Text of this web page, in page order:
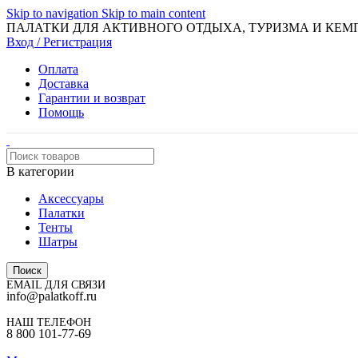
Skip to navigation Skip to main content
ПАЛАТКИ ДЛЯ АКТИВНОГО ОТДЫХА, ТУРИЗМА И
Вход / Регистрация
Оплата
Доставка
Гарантии и возврат
Помощь
В категории
Аксессуары
Палатки
Тенты
Шатры
Поиск
EMAIL ДЛЯ СВЯЗИ
info@palatkoff.ru
НАШ ТЕЛЕФОН
8 800 101-77-69